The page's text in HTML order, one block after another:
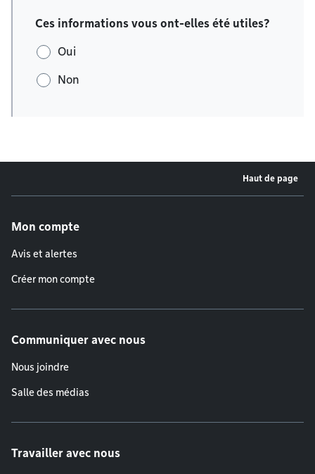
Ces informations vous ont-elles été utiles?
Oui
Non
Haut de page
Mon compte
Avis et alertes
Créer mon compte
Communiquer avec nous
Nous joindre
Salle des médias
Travailler avec nous